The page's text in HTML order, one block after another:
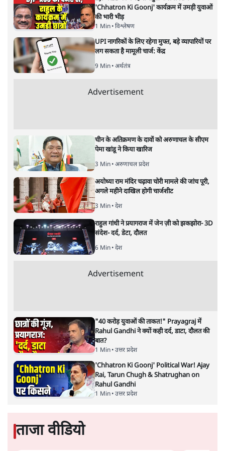
रहे हैं और देश भर में लेक्चर देते रहे हैं। उन्होंने Caste and
Communalism (Olive) जैसी कई किताबें लिखी हैं। वह इंदिरा
गांधी राष्ट्रीय एकता पुरस्कार (2006) जैसे कई अवार्ड पा चुके हैं।
राम पुनियानीकी और स्टोरी पढ़ें
उपन्यास 'हवा में बारूद है' क्यों हर दौर
में समकालीन लगता है?
साहित्य| शैलेश| 11 JUN, 2026
'हवा में बारूद है' पुस्तक समीक्षा
शैलेश
सत्तर के दशक के नक्सलबाड़ी आंदोलन और जेल के क्रूर यथार्थ को
इस किताब में समेटा गया है।
“ये लड़के कौन थे? उन्हेंअपने देश से प्यार था, उन्हें लोगों से प्यार
था। वे लोगों को गरीबी, शोषण, बुरी स्थिति से उबरना चाहते थे।
हमने उन पर हिंसक होने का ठप्पा लगा दिया, उन्हें यंत्रणा दी, उन्हें
अवतार हैं?”